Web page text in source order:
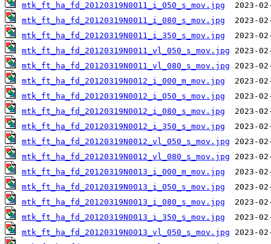
mtk_ft_ha_fd_20120319N0011_i_050_s_mov.jpg
mtk_ft_ha_fd_20120319N0011_i_080_s_mov.jpg
mtk_ft_ha_fd_20120319N0011_i_350_s_mov.jpg
mtk_ft_ha_fd_20120319N0011_vl_050_s_mov.jpg
mtk_ft_ha_fd_20120319N0011_vl_080_s_mov.jpg
mtk_ft_ha_fd_20120319N0012_i_000_m_mov.jpg
mtk_ft_ha_fd_20120319N0012_i_050_s_mov.jpg
mtk_ft_ha_fd_20120319N0012_i_080_s_mov.jpg
mtk_ft_ha_fd_20120319N0012_i_350_s_mov.jpg
mtk_ft_ha_fd_20120319N0012_vl_050_s_mov.jpg
mtk_ft_ha_fd_20120319N0012_vl_080_s_mov.jpg
mtk_ft_ha_fd_20120319N0013_i_000_m_mov.jpg
mtk_ft_ha_fd_20120319N0013_i_050_s_mov.jpg
mtk_ft_ha_fd_20120319N0013_i_080_s_mov.jpg
mtk_ft_ha_fd_20120319N0013_i_350_s_mov.jpg
mtk_ft_ha_fd_20120319N0013_vl_050_s_mov.jpg